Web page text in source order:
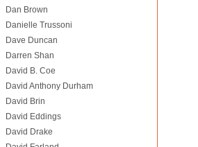
Dan Brown
Danielle Trussoni
Dave Duncan
Darren Shan
David B. Coe
David Anthony Durham
David Brin
David Eddings
David Drake